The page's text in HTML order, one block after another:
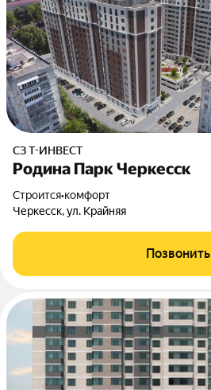
СЗ Т-ИНВЕСТ
Родина Парк Черкесск
Строится•комфорт
Черкесск, ул. Крайняя
Позвонить